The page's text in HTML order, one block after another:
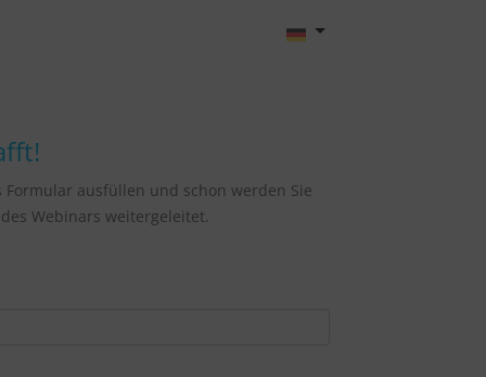
Formular ausfüllen und schon werden Sie
Webinars weitergeleitet.